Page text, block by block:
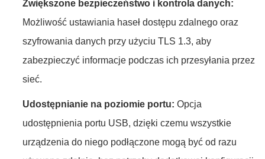
Zwiększone bezpieczeństwo i kontrola danych:
Możliwość ustawiania haseł dostępu zdalnego oraz
szyfrowania danych przy użyciu TLS 1.3, aby
zabezpieczyć informacje podczas ich przesyłania przez
sieć.
Udostępnianie na poziomie portu: Opcja
udostępnienia portu USB, dzięki czemu wszystkie
urządzenia do niego podłączone mogą być od razu